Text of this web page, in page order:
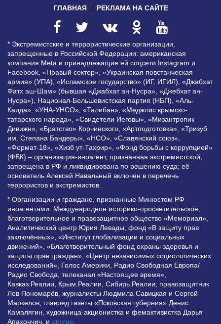
ГЛАВНАЯ РЕКЛАМА НА САЙТЕ
* Экстремистские и террористические организации,
запрещенные в Российской Федерации: американская
компания Meta и принадлежащие ей соцсети Instagram и
Facebook, «Правый сектор», «Украинская повстанческая
армия» (УПА), «Исламское государство» (ИГ, ИГИЛ), «Джабхат
Фатх аш-Шам» (бывшая «Джабхат ан-Нусра», «Джебхат ан-
Нусра»), Национал-Большевистская партия (НБП), «Аль-
Каида», «УНА-УНСО», «Талибан», «Меджлис крымско-
татарского народа», «Свидетели Иеговы», «Мизантропик
Дивижн», «Братство» Корчинского, «Артподготовка», «Тризуб
им. Степана Бандеры», «НСО», «Славянский союз»,
«Формат-18», «Хизб ут-Тахрир», «Фонд борьбы с коррупцией»
(ФБК) – организация-иноагент, признанная экстремистской,
запрещена в РФ и ликвидирована по решению суда; её
основатель Алексей Навальный включён в перечень
террористов и экстремистов.
* Организации и граждане, признанные Минюстом РФ
иноагентами: Международное историко-просветительское,
благотворительное и правозащитное общество «Мемориал»,
Аналитический центр Юрия Левады, фонд «В защиту прав
заключённых», «Институт глобализации и социальных
движений», «Благотворительный фонд охраны здоровья и
защиты прав граждан», «Центр независимых социологических
исследований», Голос Америки, Радио Свободная Европа/
Радио Свобода, телеканал «Настоящее время»,
Кавказ.Реалии, Крым.Реалии, Сибирь.Реалии, правозащитник
Лев Пономарёв, журналисты Людмила Савицкая и Сергей
Маркелов, главред газеты «Псковская губерния» Денис
Камалягин, художница-акционистка и фемактивистка Дарья
Апахончич. и другие